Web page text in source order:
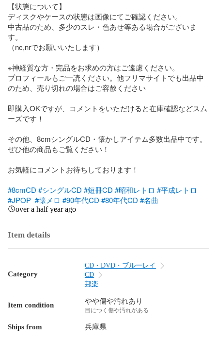
【状態について】
ディスクやケースの状態は画像にてご確認ください。
中古品のため、多少のスレ・色あせ等ある場合がございま
す。
（nc,nrでお願いいたします）
※神経質な方・完品をお求めの方はご遠慮ください。
プロフィールもご一読ください。他フリマサイトでも出品中
のため、売り切れの場合はご容赦ください
即購入OKですが、コメントをいただけると在庫確認などスム
ーズです！
その他、8cmシングルCD・懐かしアイテム多数出品中です。
ぜひ他の商品もご覧ください！
お気軽にコメントお待ちしております！
#8cmCD #シングルCD #短冊CD #昭和レトロ #平成レトロ
#JPOP #懐メロ #90年代CD #80年代CD #名曲
over a half year ago
Item details
Category
CD・DVD・ブルーレイ
CD
邦楽
Item condition やや傷や汚れあり
目につく傷や汚れがある
Ships from 兵庫県